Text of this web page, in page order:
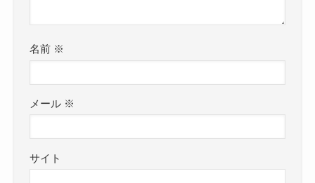
名前 ※
メール ※
サイト